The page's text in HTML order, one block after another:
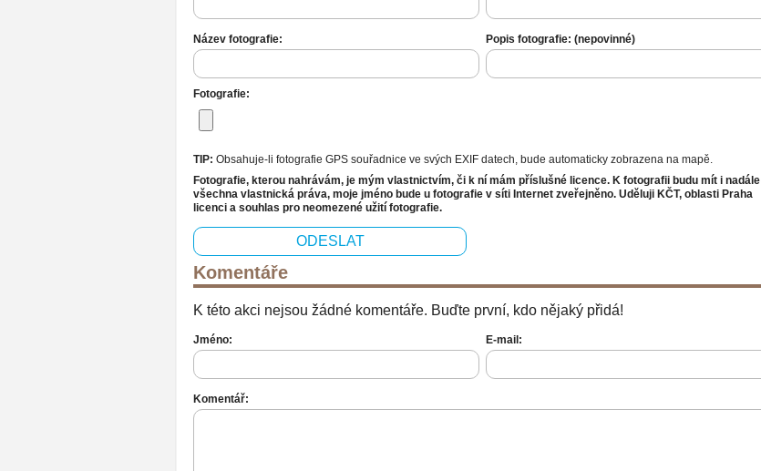
Název fotografie: Popis fotografie: (nepovinné)
Fotografie:
TIP: Obsahuje-li fotografie GPS souřadnice ve svých EXIF datech, bude automaticky zobrazena na mapě.
Fotografie, kterou nahrávám, je mým vlastnictvím, či k ní mám příslušné licence. K fotografii budu mít i nadále
všechna vlastnická práva, moje jméno bude u fotografie v síti Internet zveřejněno. Uděluji KČT, oblasti Praha
licenci a souhlas pro neomezené užití fotografie.
Komentáře
K této akci nejsou žádné komentáře. Buďte první, kdo nějaký přidá!
Jméno: E-mail:
Komentář: